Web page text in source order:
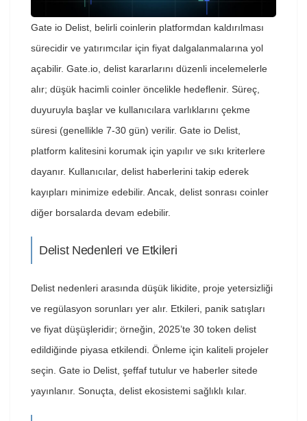
Gate io Delist, belirli coinlerin platformdan kaldırılması
sürecidir ve yatırımcılar için fiyat dalgalanmalarına yol
açabilir. Gate.io, delist kararlarını düzenli incelemelerle
alır; düşük hacimli coinler öncelikle hedeflenir. Süreç,
duyuruyla başlar ve kullanıcılara varlıklarını çekme
süresi (genellikle 7-30 gün) verilir. Gate io Delist,
platform kalitesini korumak için yapılır ve sıkı kriterlere
dayanır. Kullanıcılar, delist haberlerini takip ederek
kayıpları minimize edebilir. Ancak, delist sonrası coinler
diğer borsalarda devam edebilir.
Delist Nedenleri ve Etkileri
Delist nedenleri arasında düşük likidite, proje yetersizliği
ve regülasyon sorunları yer alır. Etkileri, panik satışları
ve fiyat düşüşleridir; örneğin, 2025’te 30 token delist
edildiğinde piyasa etkilendi. Önleme için kaliteli projeler
seçin. Gate io Delist, şeffaf tutulur ve haberler sitede
yayınlanır. Sonuçta, delist ekosistemi sağlıklı kılar.